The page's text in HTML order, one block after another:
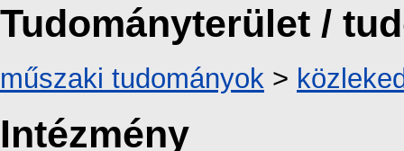
Tudományterület /
műszaki tudományok >
Intézmény